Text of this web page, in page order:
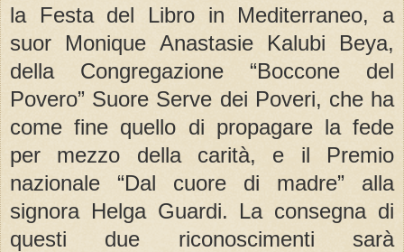
la Festa del Libro in Mediterraneo, a
suor Monique Anastasie Kalubi Beya,
della Congregazione “Boccone del
Povero” Suore Serve dei Poveri, che ha
come fine quello di propagare la fede
per mezzo della carità, e il Premio
nazionale “Dal cuore di madre” alla
signora Helga Guardi. La consegna di
questi due riconoscimenti sarà